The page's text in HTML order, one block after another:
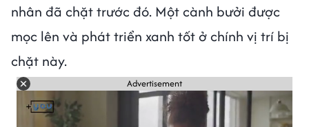
nhân đã chặt trước đó. Một cành bưởi được
mọc lên và phát triển xanh tốt ở chính vị trí bị
chặt này.
Advertisement